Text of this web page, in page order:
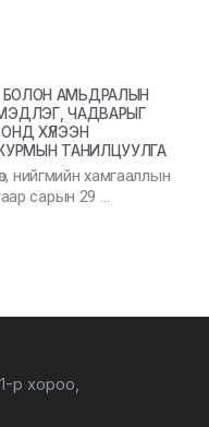
БОЛОН АМЬДРАЛЫН
ЧАДВАРЫГ
ХҮЛЭЭН
ТАНИЛЦУУЛГА
нийгмийн хамгааллын
сарын 29 …
1-р хороо,